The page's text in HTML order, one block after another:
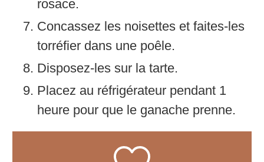
rosace.
Concassez les noisettes et faites-les
torréfier dans une poêle.
Disposez-les sur la tarte.
Placez au réfrigérateur pendant 1
heure pour que le ganache prenne.